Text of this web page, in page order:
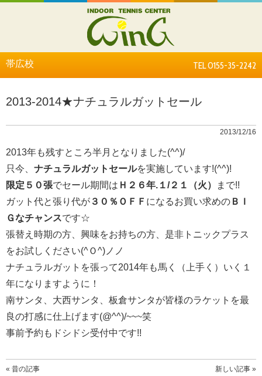
帯広校 TEL 0155-35-2242
2013-2014★ナチュラルガットセール
2013/12/16
2013年も残すところ半月となりました(^^)/
只今、 ナチュラルガットセールを実施しています!(^^)!
限定５０張でセール期間は Ｈ２６年.１/２１（火）
まで!!
ガット代と張り代が ３０％ＯＦＦ になるお買い求めの ＢＩ
Ｇなチャンスです☆
張替え時期の方、興味をお持ちの方、是非トニックプラス
をお試しください(^Ｏ^)ノノ
ナチュラルガットを張って2014年も馬く（上手く）いく１
年になりますように！
南サンタ、大西サンタ、板倉サンタが皆様のラケットを最
良の打感に仕上げます(@^^)/~~~笑
事前予約もドシドシ受付中です!!
« 昔の記事 新しい記事 »